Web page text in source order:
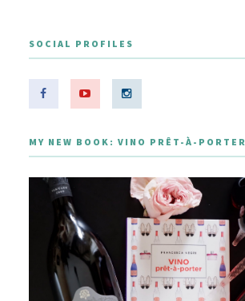
SOCIAL PROFILES
MY NEW BOOK: VINO PRÊT-À-PORTER